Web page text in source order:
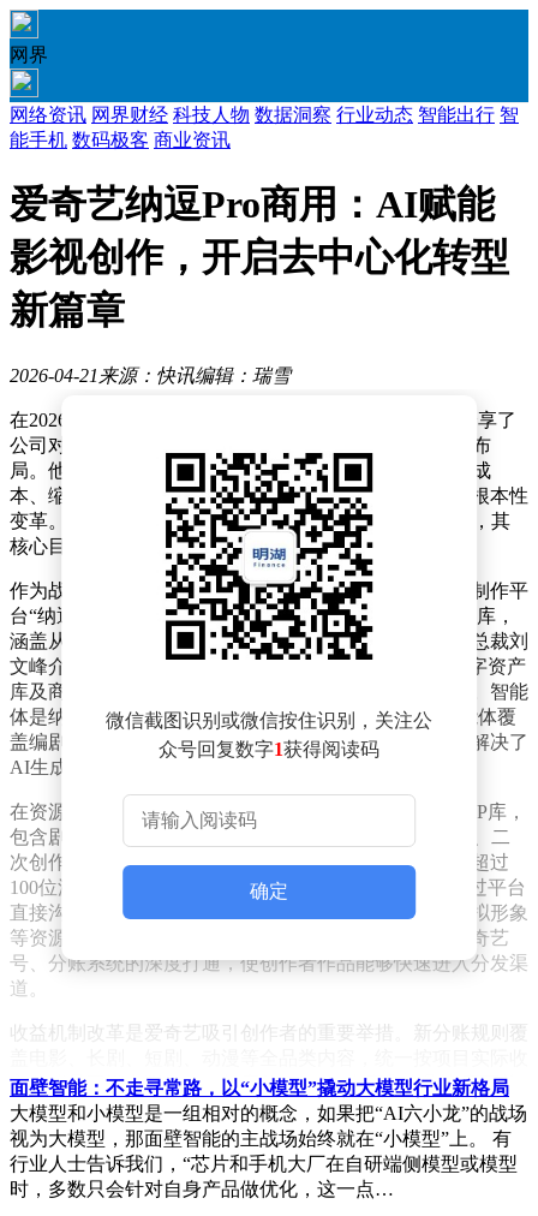
网界
网络资讯 网界财经 科技人物 数据洞察 行业动态 智能出行 智
能手机 数码极客 商业资讯
爱奇艺纳逗Pro商用：AI赋能
影视创作，开启去中心化转型
新篇章
2026-04-21 来源：快讯编辑：瑞雪
在2026爱奇艺世界·大会上，爱奇艺创始人、CEO龚宇分享了
公司对人工智能（AI）技术在影视领域应用的最新战略布
局。他指出，AI正在重塑影视行业生态，通过降低制作成
本、缩短周期、简化创作流程，推动内容生产模式发生根本性
变革。这一判断基于爱奇艺在AI领域的持续投入与实践，其
核心目标是构建一个连接创作者与用户的开放生态。
作为战略落地的关键载体，爱奇艺正式推出专业级影视制作平
台“纳逗Pro”。该平台整合了影视全栈AI能力与独家资源库，
涵盖从剧本创作到后期制作的全流程。据爱奇艺高级副总裁刘
文峰介绍，平台已集成大模型、智能体、IP资源库、数字资产
库及商业合作系统，试商用期间已吸引大量创作者入驻。智能
体是纳逗Pro的核心功能之一，目前开发中的近70个智能体覆
盖编剧、导演、美术设计、专业戏份生成等环节，有效解决了
AI生成内容中角色一致性差、场景随机性强等痛点。
在资源开放方面，爱奇艺向创作者开放了沉淀近20年的IP库，
包含剧本、小说、漫画及影视作品，支持AI影视化改编、二
次创作及长剧转中短剧等多样化形态。艺人合作层面，超过
100位深度合作艺人已入驻纳逗Pro艺人库，创作者可通过平台
直接沟通合作细节。数字资产库则提供场景、道具、虚拟形象
等资源，支持一键调用，显著提升制作效率。平台与爱奇艺
号、分账系统的深度打通，使创作者作品能够快速进入分发渠
道。
收益机制改革是爱奇艺吸引创作者的重要举措。新分账规则覆
入分账且不设上限。2026年底前，AIGC内容和中剧内容可获
得20%额外补贴，分账周期也可根据创作者需求灵活选择。这
一调整旨在通过经济激励扩大创作者群体规模，推动内容产量
与质量同步提升。
爱奇艺首席内容官王晓晖在发言中强调，AI技术正在打破传
微信截图识别或微信按住识别，关注公
众号回复数字1获得阅读码
确定
面壁智能：不走寻常路，以“小模型”撬动大模型行业新格局
大模型和小模型是一组相对的概念，如果把“AI六小龙”的战场
视为大模型，那面壁智能的主战场始终就在“小模型”上。 有
行业人士告诉我们，“芯片和手机大厂在自研端侧模型或模型
时，多数只会针对自身产品做优化，这一点…